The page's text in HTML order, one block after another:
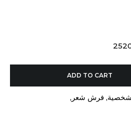
ADD TO CART
, فرش شعر ,